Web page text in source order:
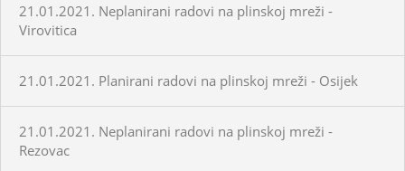
21.01.2021. Neplanirani radovi na plinskoj mreži -
Virovitica
21.01.2021. Planirani radovi na plinskoj mreži - Osijek
21.01.2021. Neplanirani radovi na plinskoj mreži -
Rezovac